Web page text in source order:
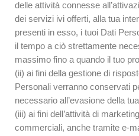
delle attività connesse
dei servizi ivi offerti, alla tua
presenti in esso, i tuoi Dati
il tempo a ciò strettamente
massimo fino a quando il tuo
(ii) ai fini della gestione di
Personali verranno conservati
necessario all’evasione della
(iii) ai fini dell’attività di
commerciali, anche tramite e-